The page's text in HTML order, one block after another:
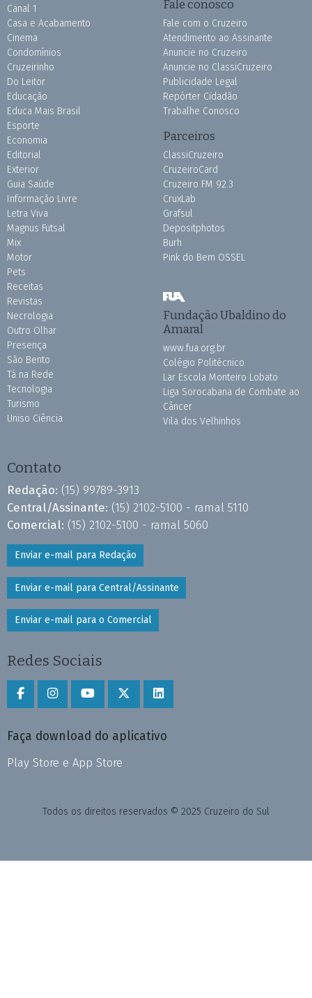
Canal 1
Casa e Acabamento
Cinema
Condomínios
Cruzeirinho
Do Leitor
Educação
Educa Mais Brasil
Esporte
Economia
Editorial
Exterior
Guia Saúde
Informação Livre
Letra Viva
Magnus Futsal
Mix
Motor
Pets
Receitas
Revistas
Necrologia
Outro Olhar
Presença
São Bento
Tá na Rede
Tecnologia
Turismo
Uniso Ciência
Fale conosco
Fale com o Cruzeiro
Atendimento ao Assinante
Anuncie no Cruzeiro
Anuncie no ClassiCruzeiro
Publicidade Legal
Repórter Cidadão
Trabalhe Conosco
Parceiros
ClassiCruzeiro
CruzeiroCard
Cruzeiro FM 92.3
CruxLab
Grafsul
Depositphotos
Burh
Pink do Bem OSSEL
Fundação Ubaldino do
Amaral
www.fua.org.br
Colégio Politécnico
Lar Escola Monteiro Lobato
Liga Sorocabana de Combate ao
Câncer
Vila dos Velhinhos
Contato
Redação: (15) 99789-3913
Central/Assinante: (15) 2102-5100 - ramal 5110
Comercial: (15) 2102-5100 - ramal 5060
Enviar e-mail para Redação
Enviar e-mail para Central/Assinante
Enviar e-mail para o Comercial
Redes Sociais
Faça download do aplicativo
Play Store e App Store
Todos os direitos reservados © 2025 Cruzeiro do Sul